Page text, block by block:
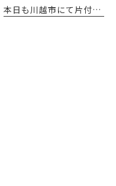
本日も川越市にて片付け〜